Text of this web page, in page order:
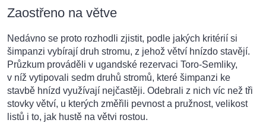
Zaostřeno na větve
Nedávno se proto rozhodli zjistit, podle jakých kritérií si
šimpanzi vybírají druh stromu, z jehož větví hnízdo stavějí.
Průzkum prováděli v ugandské rezervaci Toro-Semliky,
v níž vytipovali sedm druhů stromů, které šimpanzi ke
stavbě hnízd využívají nejčastěji. Odebrali z nich víc než tři
stovky větví, u kterých změřili pevnost a pružnost, velikost
listů i to, jak hustě na větvi rostou.